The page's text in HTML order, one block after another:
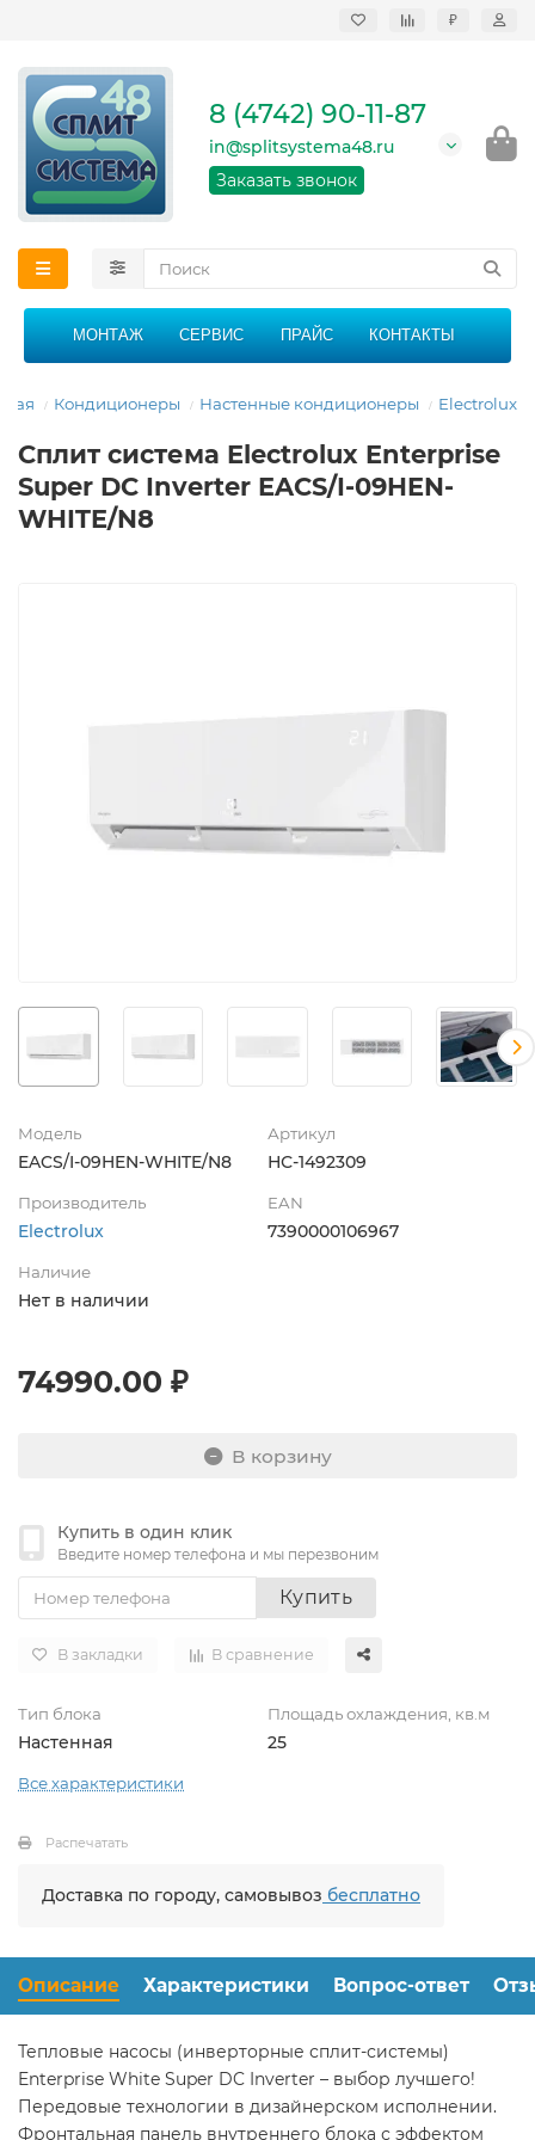
₽
кондиционеров в
области
График работы: 9:00 -
21:00 без перерыва и
8 (4742) 90-11-87
in@splitsystema48.ru
Заказать звонок
МОНТАЖ СЕРВИС ПРАЙС КОНТАКТЫ
Кондиционеры Настенные кондиционеры Electrolux
Сплит система Electrolux Enterprise
Super DC Inverter EACS/I-09HEN-
WHITE/N8
Модель
EACS/I-09HEN-WHITE/N8
Артикул
НС-1492309
Производитель
Electrolux
EAN
7390000106967
Наличие
Нет в наличии
74990.00 ₽
В корзину
Купить в один клик
Введите номер телефона и мы перезвоним
Купить
В закладки В сравнение
Тип блока
Настенная
Площадь охлаждения, кв.м
25
Все характеристики
Распечатать
Доставка по городу, самовывоз бесплатно
Описание Характеристики Вопрос-ответ
Тепловые насосы (инверторные сплит-системы)
Enterprise White Super DC Inverter – выбор лучшего!
Передовые технологии в дизайнерском исполнении.
Фронтальная панель внутреннего блока с эффектом